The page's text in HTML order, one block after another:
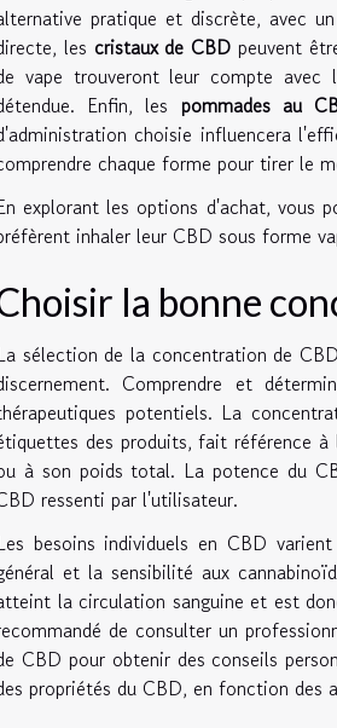
pratique et discrète, avec
les cristaux de CBD peuvent
vape trouveront leur compte avec
Enfin, les pommades au
choisie influencera
chaque forme pour tirer le
explorant les options d'achat, vous
inhaler leur CBD sous forme
la bonne
sélection de la concentration de
Comprendre et
potentiels. La
des produits, fait référence
à son poids total. La potence du
ressenti par l'utilisateur.
besoins individuels en CBD
et la sensibilité aux
la circulation sanguine et est
de consulter un
CBD pour obtenir des conseils
propriétés du CBD, en fonction des